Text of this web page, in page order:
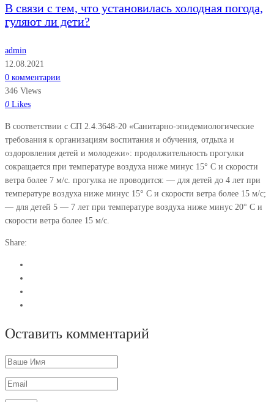
В связи с тем, что установилась холодная погода,
гуляют ли дети?
admin
12.08.2021
0 комментарии
346 Views
0 Likes
В соответствии с СП 2.4.3648-20 «Санитарно-эпидемиологические
требования к организациям воспитания и обучения, отдыха и
оздоровления детей и молодежи»: продолжительность прогулки
сокращается при температуре воздуха ниже минус 15° С и скорости
ветра более 7 м/с. прогулка не проводится: — для детей до 4 лет при
температуре воздуха ниже минус 15° С и скорости ветра более 15 м/с;
— для детей 5 — 7 лет при температуре воздуха ниже минус 20° С и
скорости ветра более 15 м/с.
Share:
Оставить комментарий